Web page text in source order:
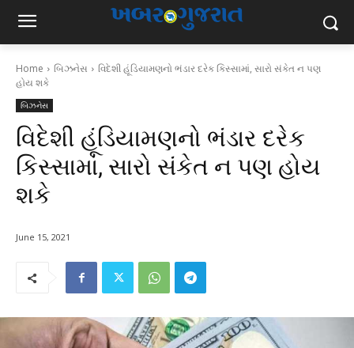
Home બિઝનેસ
વિદેશી હૂંડિયામણનો ભંડાર દરેક કિસ્સામાં, સારો સંકેત ન પણ
હોય શકે
બિઝનેસ
વિદેશી હૂંડિયામણનો ભંડાર દરેક
કિસ્સામાં, સારો સંકેત ન પણ હોય
શકે
June 15, 2021